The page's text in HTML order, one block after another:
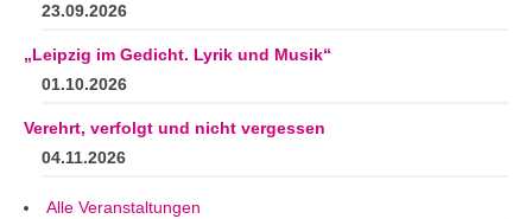
23.09.2026
„Leipzig im Gedicht. Lyrik und Musik“
01.10.2026
Verehrt, verfolgt und nicht vergessen
04.11.2026
Alle Veranstaltungen